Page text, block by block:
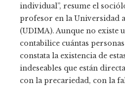
individual”, resume el
profesor en la Universidad
(UDIMA). Aunque no existe
contabilice cuántas
constata la existencia de
indeseables que están
con la precariedad, con la